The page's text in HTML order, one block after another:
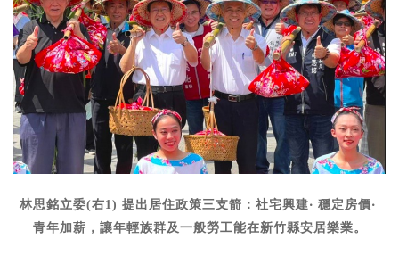
林思銘立委(右1) 提出居住政策三支箭：社宅興建‧ 穩定房價‧
青年加薪，讓年輕族群及一般勞工能在新竹縣安居樂業。